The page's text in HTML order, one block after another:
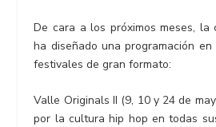
De cara a los próximos meses, la
ha diseñado una programación
festivales de gran formato:
Valle Originals II (9, 10 y 24 de
por la cultura hip hop en todas